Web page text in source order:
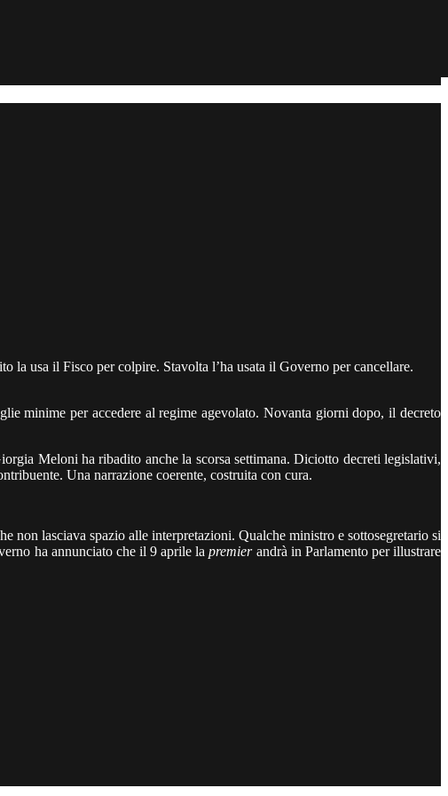
la usa il Fisco per colpire. Stavolta l’ha usata il Governo per cancellare.
minime per accedere al regime agevolato. Novanta giorni dopo, il decreto
Meloni ha ribadito anche la scorsa settimana. Diciotto decreti legislativi,
Una narrazione coerente, costruita con cura.
non lasciava spazio alle interpretazioni. Qualche ministro e sottosegretario si
ha annunciato che il 9 aprile lapremier andrà in Parlamento per illustrare